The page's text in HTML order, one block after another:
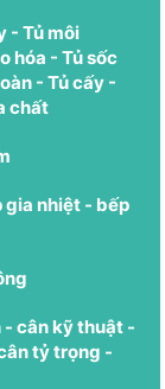
- Tủ môi
hóa - Tủ sốc
- Tủ cấy -
chất
gia nhiệt - bếp
- cân kỹ thuật -
tỷ trọng -